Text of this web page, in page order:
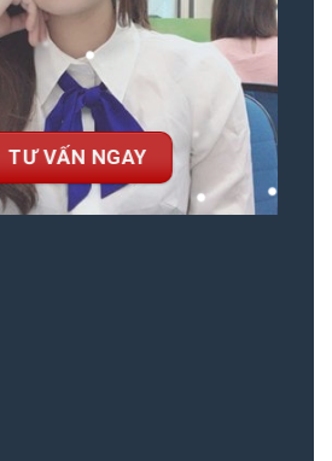
TƯ VẤN NGAY